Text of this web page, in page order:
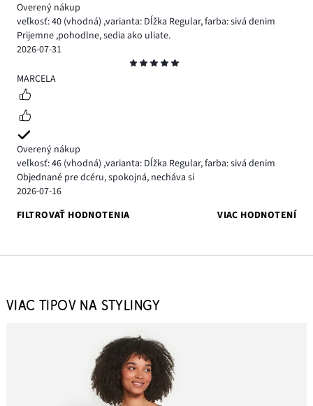
Overený nákup
veľkosť: 40 (vhodná) ,varianta: Dĺžka Regular,farba: sivá denim
Prijemne ,pohodlne, sedia ako uliate.
2026-07-31
5
MARCELA
Overený nákup
veľkosť: 46 (vhodná) ,varianta: Dĺžka Regular,farba: sivá denim
Objednané pre dcéru, spokojná, necháva si
2026-07-16
FILTROVAŤ HODNOTENIA
VIAC HODNOTENÍ
VIAC TIPOV NA STYLINGY